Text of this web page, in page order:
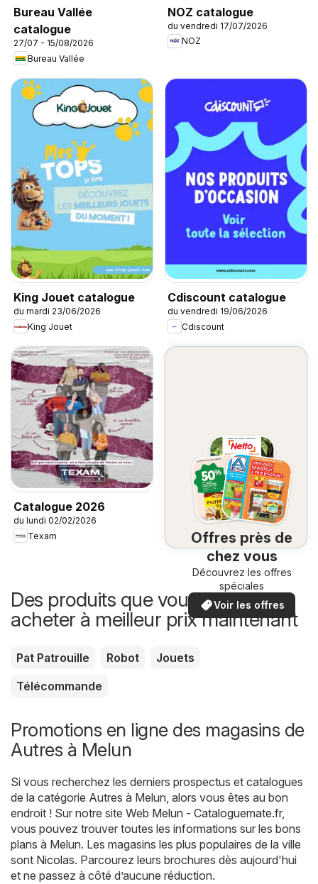
Bureau Vallée
catalogue
27/07 - 15/08/2026
Bureau Vallée
NOZ catalogue
du vendredi 17/07/2026
NOZ
King Jouet catalogue
du mardi 23/06/2026
King Jouet
Cdiscount catalogue
du vendredi 19/06/2026
Cdiscount
Catalogue 2026
du lundi 02/02/2026
Texam
Offres près de
chez vous
Découvrez les offres
spéciales
Voir les offres
Des produits que vous pouvez
acheter à meilleur prix maintenant
Pat Patrouille Robot
Jouets
Télécommande
Promotions en ligne des magasins de
Autres à Melun
Si vous recherchez les derniers prospectus et catalogues
de la catégorie Autres à Melun, alors vous êtes au bon
endroit ! Sur notre site Web Melun - Cataloguemate.fr,
vous pouvez trouver toutes les informations sur les bons
plans à Melun. Les magasins les plus populaires de la ville
sont Nicolas. Parcourez leurs brochures dès aujourd'hui
et ne passez à côté d’aucune réduction.